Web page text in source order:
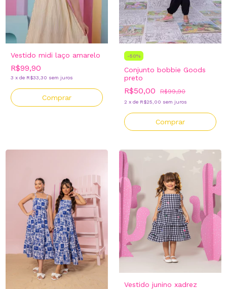
Vestido midi laço amarelo
R$99,90
3 x de R$33,30 sem juros
Comprar
-50%
Conjunto bobbie Goods
preto
R$50,00 R$99,90
2 x de R$25,00 sem juros
Comprar
Vestido junino xadrez